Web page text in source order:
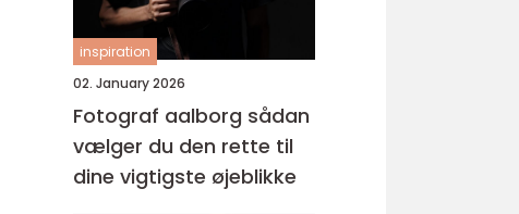
inspiration
02. January 2026
Fotograf aalborg sådan
vælger du den rette til
dine vigtigste øjeblikke